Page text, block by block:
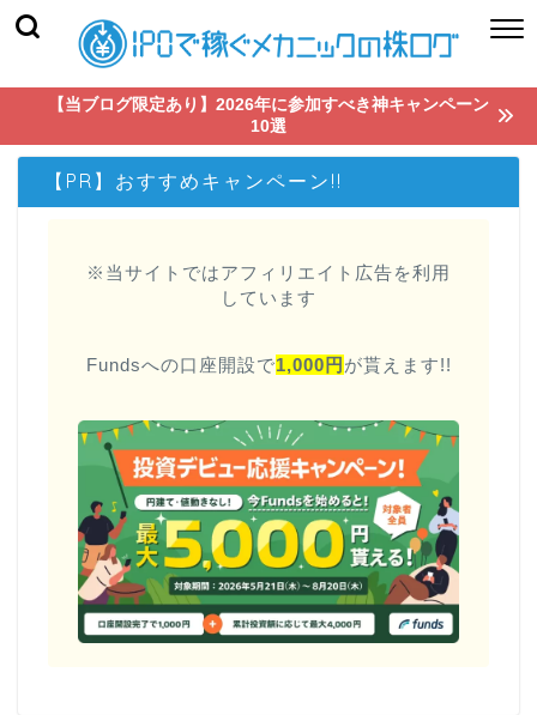
【当ブログ限定あり】2026年に参加すべき神キャンペーン
10選
【PR】おすすめキャンペーン!!
※当サイトではアフィリエイト広告を利用
しています
Fundsへの口座開設で1,000円 が貰えます!!